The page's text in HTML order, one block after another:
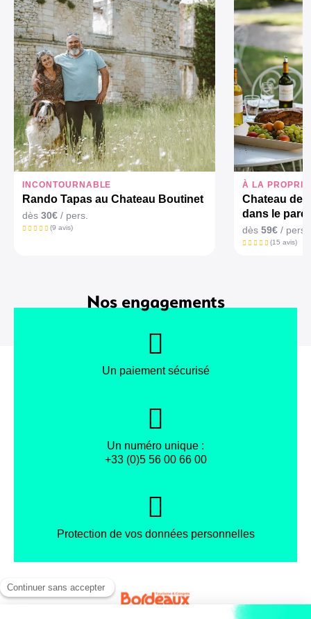
INCONTOURNABLE
Rando Tapas au Chateau Boutinet
dès 30€ / pers.
(9 avis)
À LA
Chateau de
dans le parc
dès59€ / pers.
(15 avis)
Nos engagements
Un paiement sécurisé
Un numéro unique :
+33 (0)5 56 00 66 00
Protection de vos données personnelles